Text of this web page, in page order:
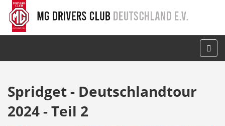
Spridget - Deutschlandtour
2024 - Teil 2